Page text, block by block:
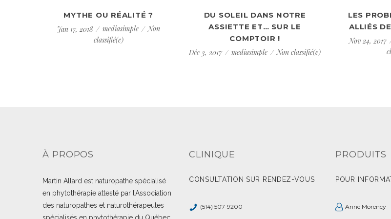
MYTHE OU RÉALITÉ ?
Jan 17, 2018
mediasimple
Non
classifié(e)
DU SOLEIL DANS NOTRE
ASSIETTE ET… SUR LE
COMPTOIR !
Déc 3, 2017
mediasimple Non classifié(e)
LES
ALLIÉS
Nov 24, 2017
À PROPOS
Martin Allard est naturopathe spécialisé
en phytothérapie attesté par l’Association
des naturopathes et naturothérapeutes
spécialisés en phytothérapie du Québec
CLINIQUE
CONSULTATION SUR RENDEZ-VOUS
(514) 507-9200
PRODUITS
POUR
Anne Morency